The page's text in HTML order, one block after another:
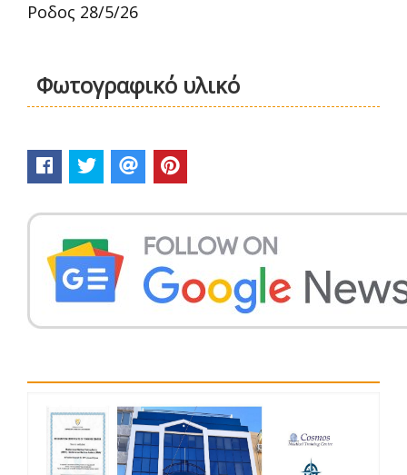
Ροδος 28/5/26
Φωτογραφικό υλικό